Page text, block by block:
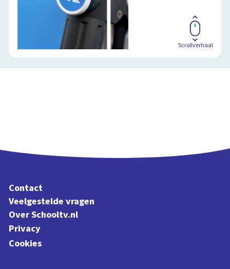
Scrollverhaal
Contact
Veelgestelde vragen
Over Schooltv.nl
Privacy
Cookies